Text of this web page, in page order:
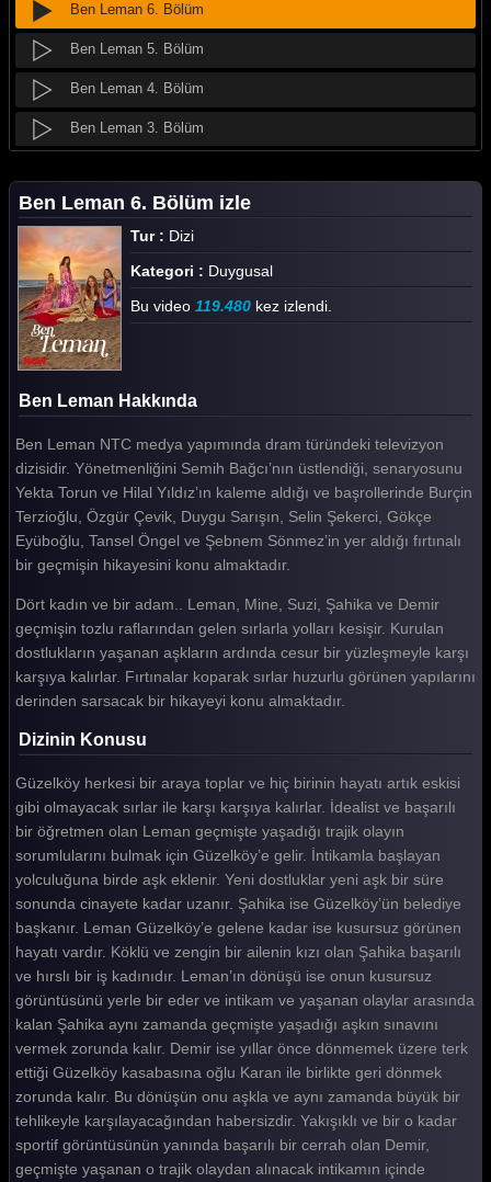
Ben Leman 6. Bölüm
Ben Leman 5. Bölüm
Ben Leman 4. Bölüm
Ben Leman 3. Bölüm
Ben Leman 1. Bölüm
Tüm Bölümleri Göster
Ben Leman 6. Bölüm izle
Tur : Dizi
Kategori : Duygusal
Bu video 119.480 kez izlendi.
Ben Leman Hakkında
Ben Leman NTC medya yapımında dram türündeki televizyon
dizisidir. Yönetmenliğini Semih Bağcı’nın üstlendiği, senaryosunu
Yekta Torun ve Hilal Yıldız’ın kaleme aldığı ve başrollerinde Burçin
Terzioğlu, Özgür Çevik, Duygu Sarışın, Selin Şekerci, Gökçe
Eyüboğlu, Tansel Öngel ve Şebnem Sönmez’in yer aldığı fırtınalı
bir geçmişin hikayesini konu almaktadır.
Dört kadın ve bir adam.. Leman, Mine, Suzi, Şahika ve Demir
geçmişin tozlu raflarından gelen sırlarla yolları kesişir. Kurulan
dostlukların yaşanan aşkların ardında cesur bir yüzleşmeyle karşı
karşıya kalırlar. Fırtınalar koparak sırlar huzurlu görünen yapılarını
derinden sarsacak bir hikayeyi konu almaktadır.
Dizinin Konusu
Güzelköy herkesi bir araya toplar ve hiç birinin hayatı artık eskisi
gibi olmayacak sırlar ile karşı karşıya kalırlar. İdealist ve başarılı
bir öğretmen olan Leman geçmişte yaşadığı trajik olayın
sorumlularını bulmak için Güzelköy’e gelir. İntikamla başlayan
yolculuğuna birde aşk eklenir. Yeni dostluklar yeni aşk bir süre
sonunda cinayete kadar uzanır. Şahika ise Güzelköy’ün belediye
başkanır. Leman Güzelköy’e gelene kadar ise kusursuz görünen
hayatı vardır. Köklü ve zengin bir ailenin kızı olan Şahika başarılı
ve hırslı bir iş kadınıdır. Leman’ın dönüşü ise onun kusursuz
görüntüsünü yerle bir eder ve intikam ve yaşanan olaylar arasında
kalan Şahika aynı zamanda geçmişte yaşadığı aşkın sınavını
vermek zorunda kalır. Demir ise yıllar önce dönmemek üzere terk
ettiği Güzelköy kasabasına oğlu Karan ile birlikte geri dönmek
zorunda kalır. Bu dönüşün onu aşkla ve aynı zamanda büyük bir
tehlikeyle karşılayacağından habersizdir. Yakışıklı ve bir o kadar
sportif görüntüsünün yanında başarılı bir cerrah olan Demir,
geçmişte yaşanan o trajik olaydan alınacak intikamın içinde